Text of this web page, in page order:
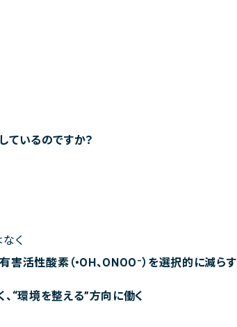
ているのですか？
く
害活性酸素（•OH、ONOO⁻）を選択的に減らす
“環境を整える”方向に働く